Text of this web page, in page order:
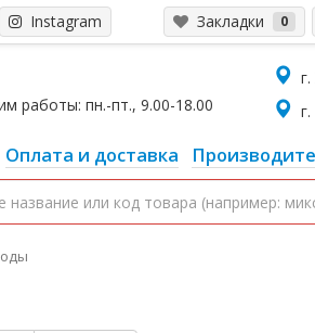
Instagram Закладки 0
работы: пн.-пт., 9.00-18.00
Оплата и доставка